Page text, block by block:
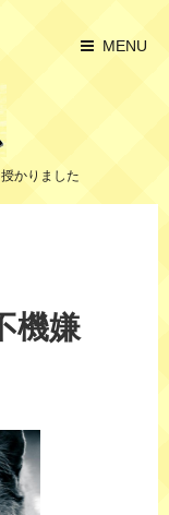
MENU
かりました
機嫌